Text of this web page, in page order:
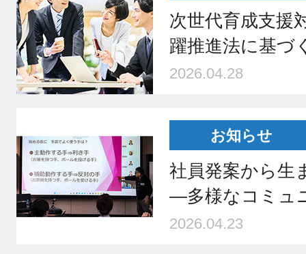
次世代育成支援
躍推進法に基づ
2026.04.28
お知らせ
社員発案から生
―多様なコミュ
2026.04.23